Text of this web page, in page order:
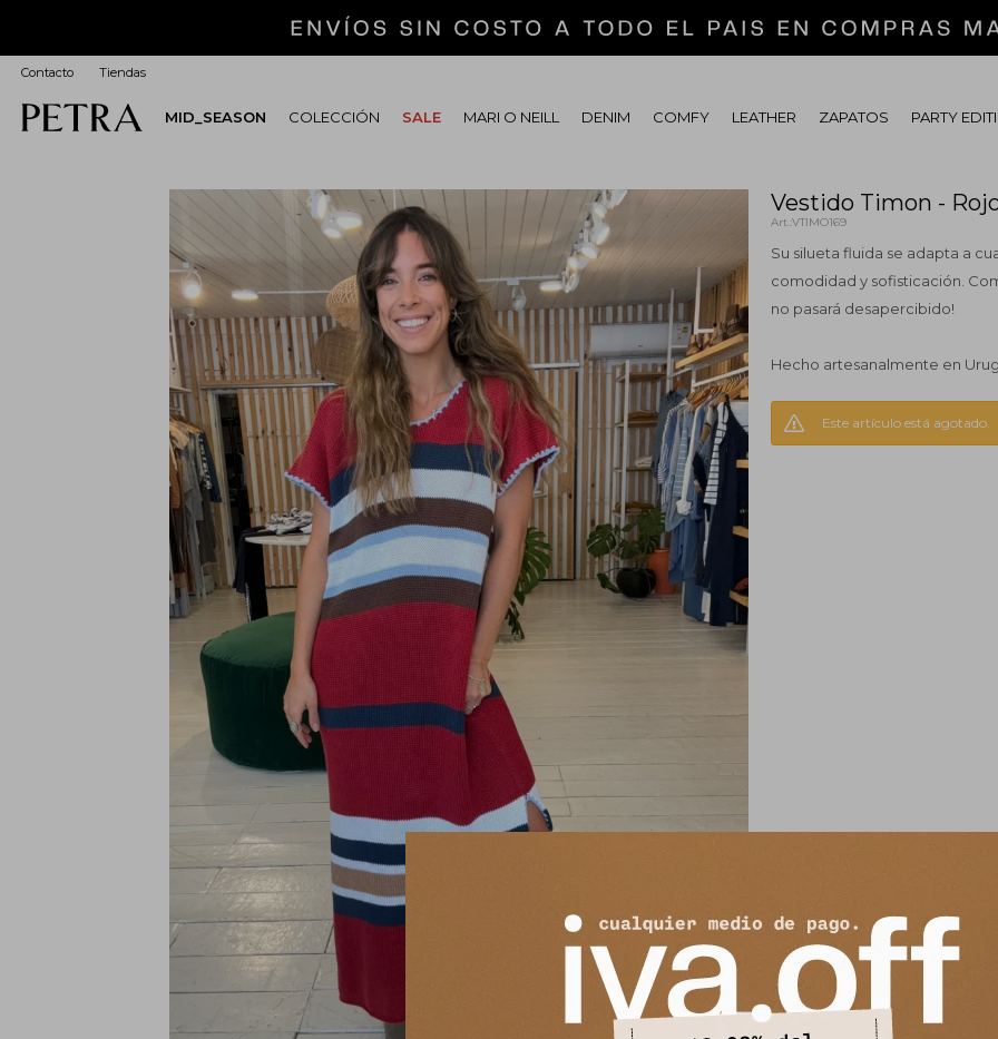
MID_SEASON COLECCIÓN SALE MARI O NEILL DENIM COMFY LEATHER ZAPATOS PARTY
Contacto Tiendas
Vestido Timon -
VTIMO169
Su silueta fluida se adapta a
comodidad y sofisticación.
no pasará desapercibido!
Hecho artesanalmente en
Este artículo está agotado.